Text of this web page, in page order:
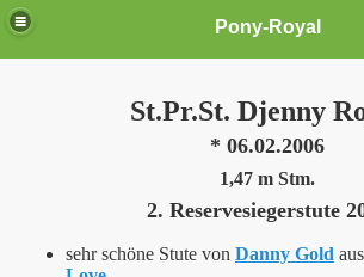
Pony-Royal
St.Pr.St. Djenny
* 06.02.2006
1,47 m Stm.
2. Reservesiegerstute
sehr schöne Stute von Danny Gold